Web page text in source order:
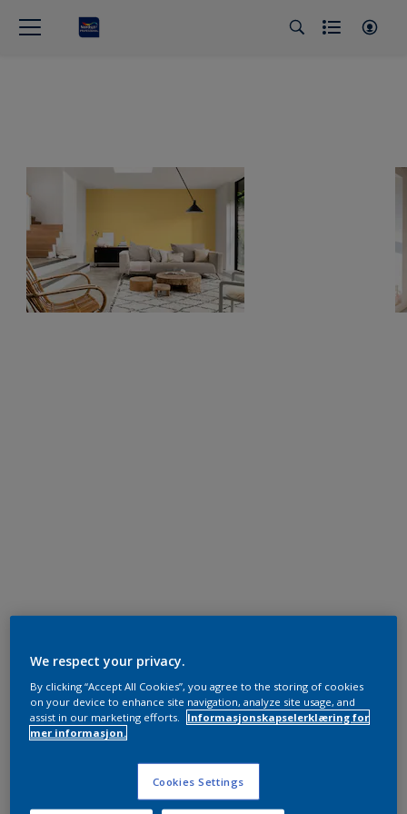
We respect your privacy.
By clicking “Accept All Cookies”, you agree to the storing of cookies
on your device to enhance site navigation, analyze site usage, and
assist in our marketing efforts.
Informasjonskapselerklæring for
mer informasjon.
Cookies Settings